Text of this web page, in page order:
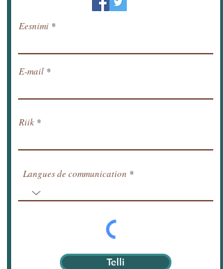
Uudiskiri / saada uudised meili teel.
Eesnimi
E-mail
Riik
Langues de communication
Telli